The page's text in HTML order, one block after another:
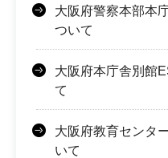
大阪府警察本部本
ついて
大阪府本庁舎別館
て
大阪府教育センタ
いて